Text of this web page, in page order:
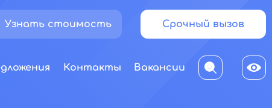
Узнать стоимость Срочный вызов
Контакты Вакансии